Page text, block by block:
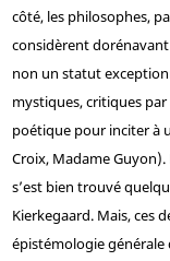
côté, les philosophes,
considèrent
non un statut
mystiques, critiques
poétique pour inciter à
Croix, Madame
s’est bien trouvé
Kierkegaard. Mais, ces
épistémologie générale